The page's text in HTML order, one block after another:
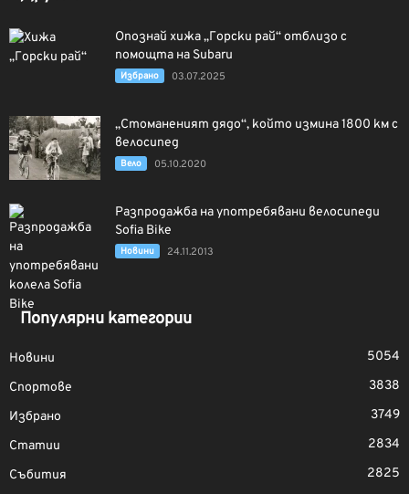
Опознай хижа „Горски рай“ отблизо с
помощта на Subaru
Избрано 03.07.2025
„Стоманеният дядо“, който измина 1800 км с
велосипед
Вело 05.10.2020
Разпродажба на употребявани велосипеди
Sofia Bike
Новини 24.11.2013
Популярни категории
Новини
5054
Спортове
3838
Избрано
3749
Статии
2834
Събития
2825